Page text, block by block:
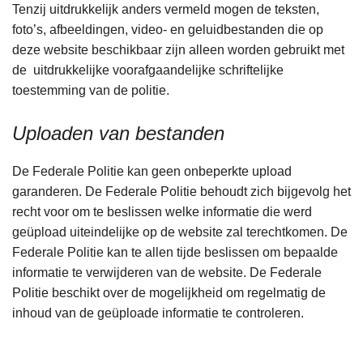
Tenzij uitdrukkelijk anders vermeld mogen de teksten,
foto’s, afbeeldingen, video- en geluidbestanden die op
deze website beschikbaar zijn alleen worden gebruikt met
de uitdrukkelijke voorafgaandelijke schriftelijke
toestemming van de politie.
Uploaden van bestanden
De Federale Politie kan geen onbeperkte upload
garanderen. De Federale Politie behoudt zich bijgevolg het
recht voor om te beslissen welke informatie die werd
geüpload uiteindelijke op de website zal terechtkomen. De
Federale Politie kan te allen tijde beslissen om bepaalde
informatie te verwijderen van de website. De Federale
Politie beschikt over de mogelijkheid om regelmatig de
inhoud van de geüploade informatie te controleren.